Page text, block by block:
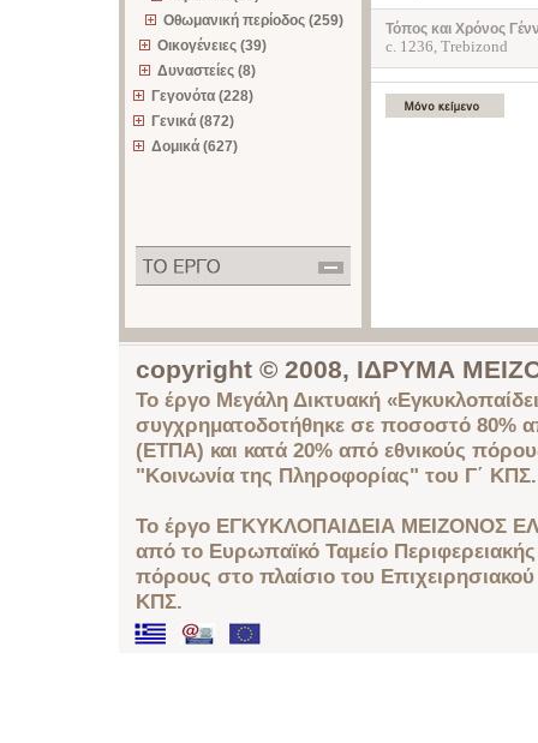
Οθωμανική περίοδος (259)
Οικογένειες (39)
Δυναστείες (8)
Γεγονότα (228)
Γενικά (872)
Δομικά (627)
Τόπος και Χρόνος
c. 1236, Trebizond
copyright © 2008, ΙΔΡΥΜΑ
Το έργο Μεγάλη Δικτυακή
συγχρηματοδοτήθηκε σε ποσοστό 80%
(ΕΤΠΑ) και κατά 20% από εθνικούς
"Κοινωνία της Πληροφορίας" του Γ΄ ΚΠΣ.
Το έργο ΕΓΚΥΚΛΟΠΑΙΔΕΙΑ ΜΕΙΖΟΝΟΣ
από το Ευρωπαϊκό Ταμείο
πόρους στο πλαίσιο του
ΚΠΣ.